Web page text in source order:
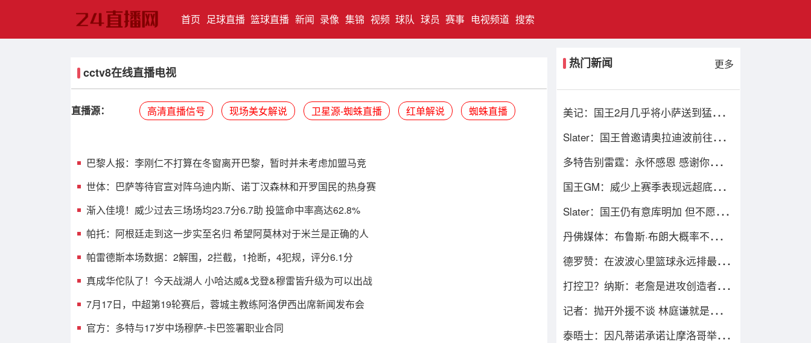
首页 (current)
足球直播 篮球直播 新闻 录像 集锦 视频 球队 球员 赛事 电视频道 搜索
cctv8在线直播电视
直播源： 高清直播信号 现场美女解说 卫星源-蜘蛛直播 红单解说 蜘蛛直播
巴黎人报：李刚仁不打算在冬窗离开巴黎，暂时并未考虑加盟马竞
世体：巴萨等待官宣对阵乌迪内斯、诺丁汉森林和开罗国民的热身赛
渐入佳境！威少过去三场场均23.7分6.7助 投篮命中率高达62.8%
帕托：阿根廷走到这一步实至名归 希望阿莫林对于米兰是正确的人
帕雷德斯本场数据：2解围，2拦截，1抢断，4犯规，评分6.1分
真成华佗队了！今天战湖人 小哈达威&戈登&穆雷皆升级为可以出战
7月17日，中超第19轮赛后，蓉城主教练阿洛伊西出席新闻发布会
官方：多特与17岁中场穆萨-卡巴签署职业合同
热门新闻 更多
美记：国王2月几乎将小萨送到猛龙
Slater：国王曾邀请奥拉迪波前往萨克
多特告别雷霆：永怀感恩 感谢你们七
国王GM：威少上赛季表现远超底薪
Slater：国王仍有意库明加 但不愿先
丹佛媒体：布鲁斯·布朗大概率不会回
德罗赞：在波波心里篮球永远排最后
打控卫？纳斯：老詹是进攻创造者 能
记者：抛开外援不谈 林庭谦就是天津
泰晤士：因凡蒂诺承诺让摩洛哥举办